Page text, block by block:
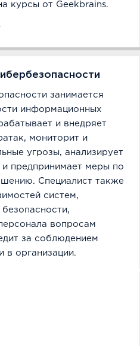
курсы от Geekbrains.
занимается
информационных
и внедряет
мониторит и
угрозы, анализирует
и предпринимает меры по
Специалист также
систем,
вопросам
за соблюдением
в организации.